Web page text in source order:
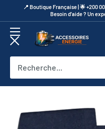
au
contenu
​📍​ Boutique Française | 🌟 +200
Besoin d’aide ? Un
Accessoires